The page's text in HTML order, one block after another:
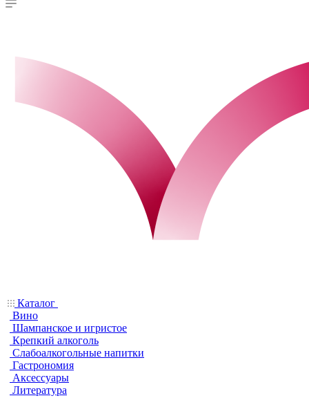
Каталог
Вино
Шампанское и игристое
Крепкий алкоголь
Слабоалкогольные напитки
Гастрономия
Аксессуары
Литература